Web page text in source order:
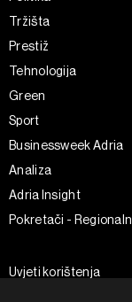
Tržišta
Prestiž
Tehnologija
Green
Sport
Businessweek Adria
Analiza
Adria Insight
Pokretači -
Uvjeti korištenja